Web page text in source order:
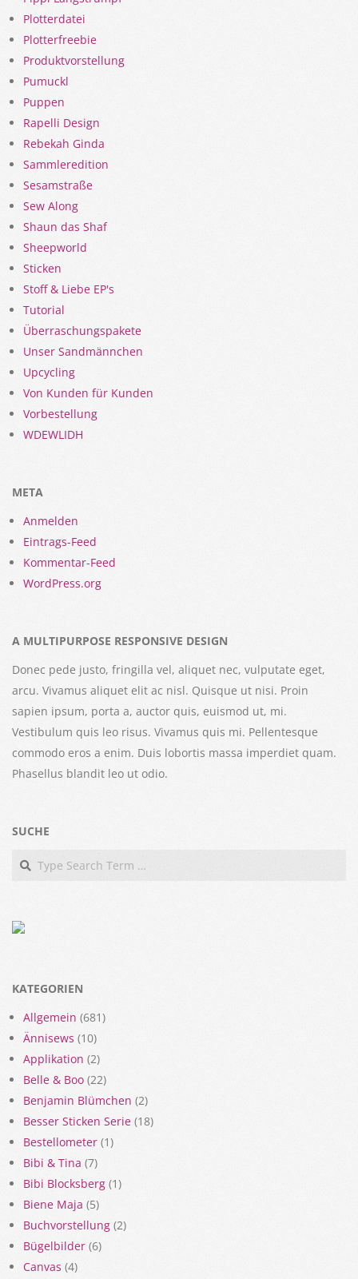
Plotterdatei
Plotterfreebie
Produktvorstellung
Pumuckl
Puppen
Rapelli Design
Rebekah Ginda
Sammleredition
Sesamstraße
Sew Along
Shaun das Shaf
Sheepworld
Sticken
Stoff & Liebe EP's
Tutorial
Überraschungspakete
Unser Sandmännchen
Upcycling
Von Kunden für Kunden
Vorbestellung
WDEWLIDH
META
Anmelden
Eintrags-Feed
Kommentar-Feed
WordPress.org
A MULTIPURPOSE RESPONSIVE DESIGN
Donec pede justo, fringilla vel, aliquet nec, vulputate eget,
arcu. Vivamus aliquet elit ac nisl. Quisque ut nisi. Proin
sapien ipsum, porta a, auctor quis, euismod ut, mi.
Vestibulum quis leo risus. Vivamus quis mi. Pellentesque
commodo eros a enim. Duis lobortis massa imperdiet quam.
Phasellus blandit leo ut odio.
SUCHE
Search
KATEGORIEN
Allgemein (681)
Ännisews (10)
Applikation (2)
Belle & Boo (22)
Benjamin Blümchen (2)
Besser Sticken Serie (18)
Bestellometer (1)
Bibi & Tina (7)
Bibi Blocksberg (1)
Biene Maja (5)
Buchvorstellung (2)
Bügelbilder (6)
Canvas (4)